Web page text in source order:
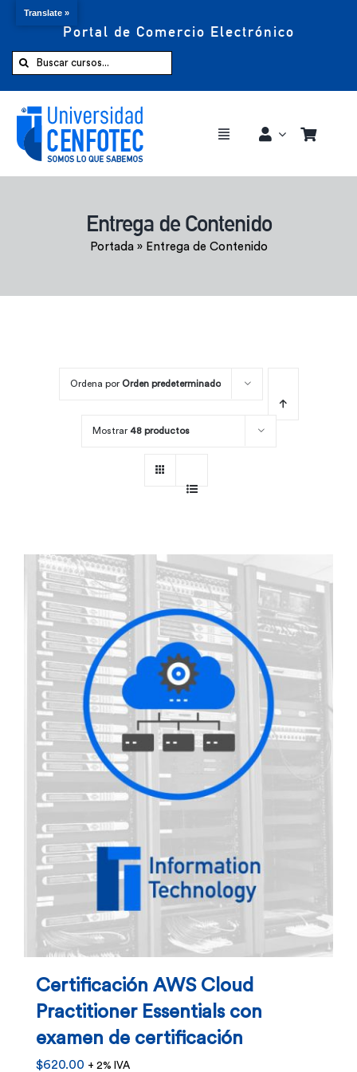
Portal de Comercio Electrónico
Buscar:
Toggle
Comprar ahora
Entrega de Contenido
Portada» Entrega de Contenido
Ordena por Orden predeterminado
Mostrar 48 productos
Certificación AWS Cloud
Practitioner Essentials con
examen de certificación
$620.00 + 2% IVA
Translate »